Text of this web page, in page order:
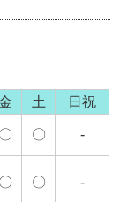
土
日祝
〇 〇 -
〇 〇 -